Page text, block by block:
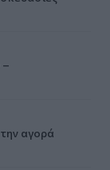
–
αγορά